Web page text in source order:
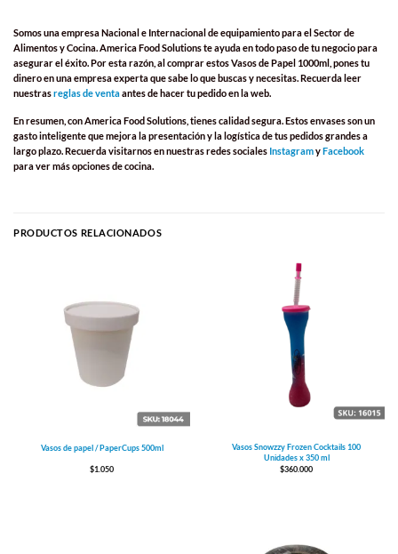
Somos una empresa Nacional e Internacional de equipamiento para el Sector de
Alimentos y Cocina. America Food Solutions te ayuda en todo paso de tu negocio para
asegurar el éxito. Por esta razón, al comprar estosVasos de Papel 1000ml , pones tu
dinero en una empresa experta que sabe lo que buscas y necesitas. Recuerda leer
nuestrasreglas de ventaantes de hacer tu pedido en la web.
En resumen, con America Food Solutions, tienes calidad segura. Estos envases son un
gasto inteligente que mejora la presentación y la logística de tus pedidos grandes a
largo plazo. Recuerda visitarnos en nuestras redes sociales InstagramyFacebook
para ver más opciones de cocina.
PRODUCTOS RELACIONADOS
Vasos de papel / PaperCups 500ml
$1.050
Vasos Snowzzy Frozen Cocktails 100
Unidades x 350 ml
$360.000